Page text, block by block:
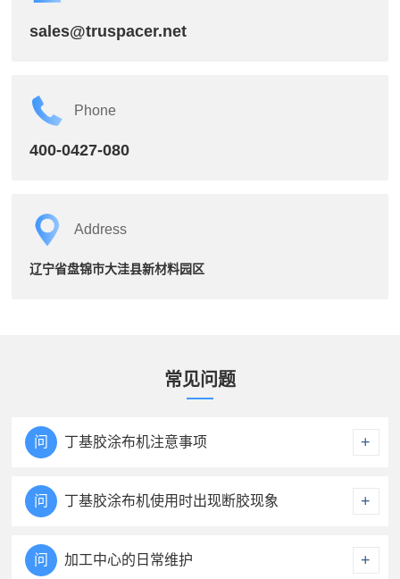
sales@truspacer.net
Phone
400-0427-080
Address
辽宁省盘锦市大洼县新材料园区
常见问题
问 丁基胶涂布机注意事项
牢固。
2.每次使用前应清理胶嘴、传送带、辅助压轮等
+
问 丁基胶涂布机使用时出现断胶现象
高温度，增加预热时间。
2.气管压力小。建议调高压力。
+
问 加工中心的日常维护 +